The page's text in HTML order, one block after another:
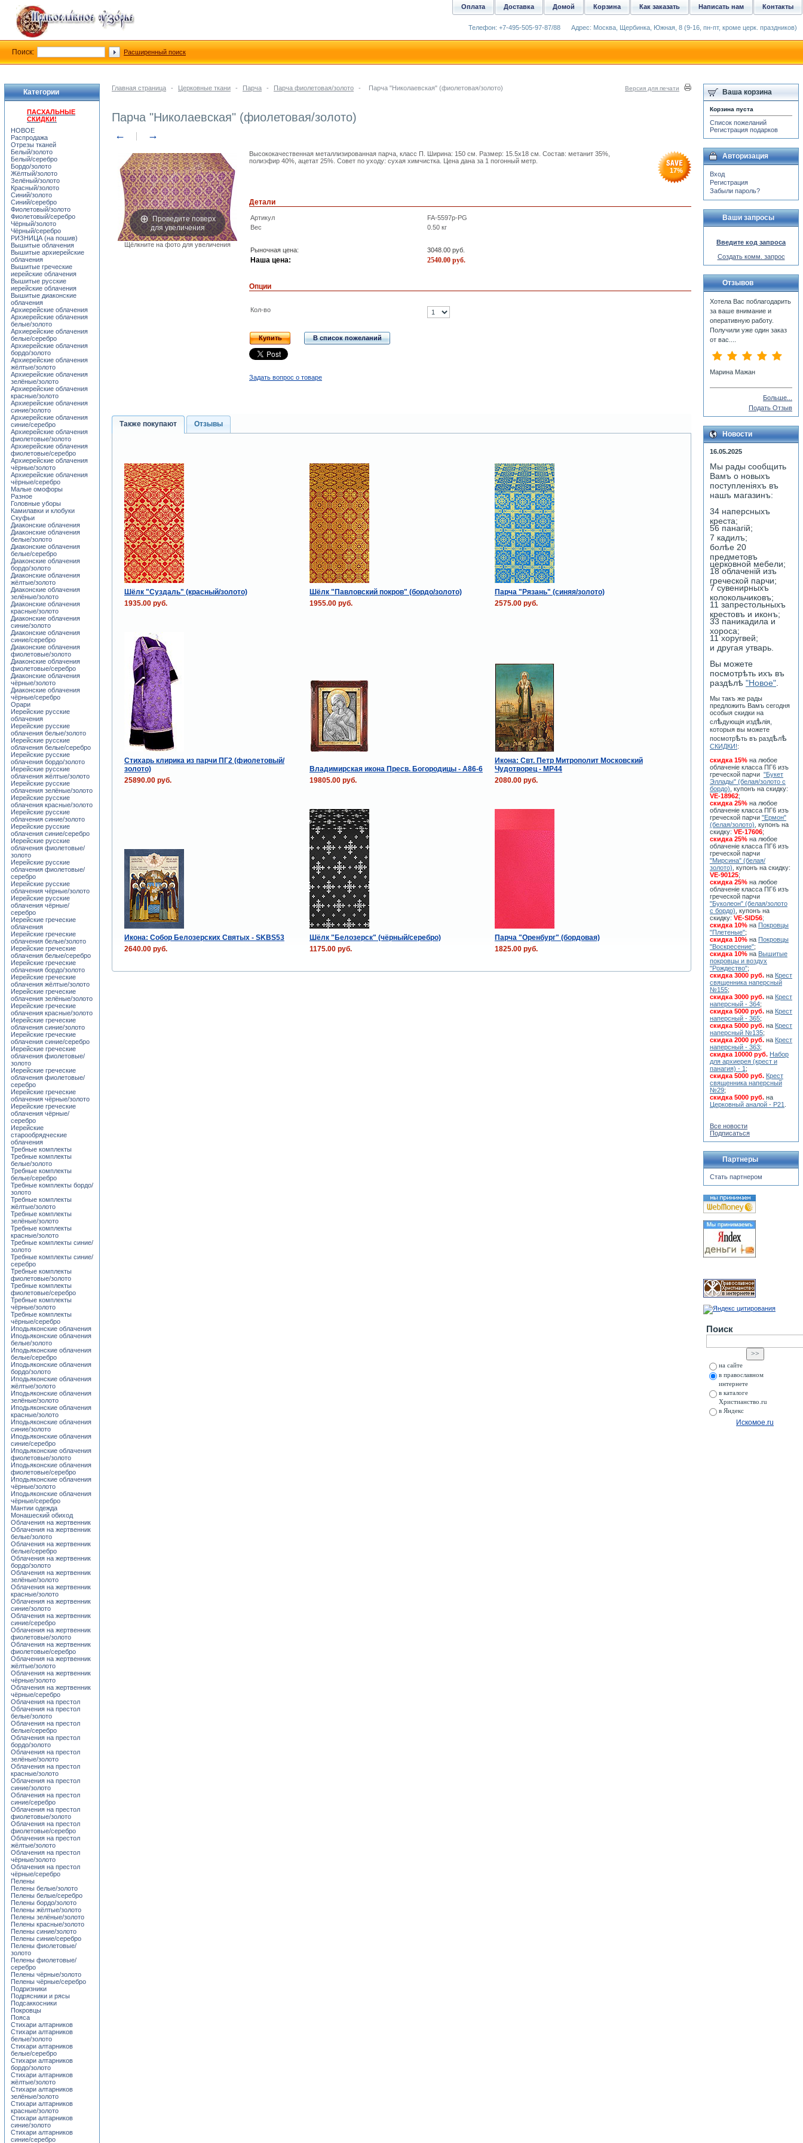
Главная страница - Церковные ткани - Парча - Парча фиолетовая/золото - Парча "Николаевская" (фиолетовая/золото) Версия для печати
Парча "Николаевская" (фиолетовая/золото)
← →
Проведите поверх
для увеличения
Щёлкните на фото для увеличения
Высококачественная металлизированная парча, класс П. Ширина: 150 см. Размер: 15.5x18 см. Состав: метанит 35%,
полиэфир 40%, ацетат 25%. Совет по уходу: сухая химчистка. Цена дана за 1 погонный метр.
17%
Детали
Артикул
FA-5597p-PG
Вес
0.50 кг
Рыночная цена: 3048.00 руб.
Наша цена: 2540.00 руб.
Опции
Кол-во
Купить В список пожеланий
Задать вопрос о товаре
Также покупают Отзывы
Шёлк "Суздаль" (красный/золото) Шёлк "Павловский покров" (бордо/золото)
Парча "Рязань" (синяя/золото)
1935.00 руб.
1955.00 руб. 2575.00 руб.
Стихарь клирика из парчи ПГ2 (фиолетовый/
золото)
Владимирская икона Пресв. Богородицы - А86-6
Икона: Свт. Петр Митрополит Московский
Чудотворец - MP44
25890.00 руб.
19805.00 руб. 2080.00 руб.
Икона: Собор Белозерских Святых - SKBS53 Шёлк "Белозерск" (чёрный/серебро)
Парча "Оренбург" (бордовая)
2640.00 руб.
1175.00 руб. 1825.00 руб.
Категории
ПАСХАЛЬНЫЕ
СКИДКИ!
НОВОЕ
Распродажа
Отрезы тканей
Белый/золото
Белый/серебро
Бордо/золото
Жёлтый/золото
Зелёный/золото
Красный/золото
Синий/золото
Синий/серебро
Фиолетовый/золото
Фиолетовый/серебро
Чёрный/золото
Чёрный/серебро
РИЗНИЦА (на пошив)
Вышитые облачения
Вышитые архиерейские
облачения
Вышитые греческие
иерейские облачения
Вышитые русские
иерейские облачения
Вышитые диаконские
облачения
Архиерейские облачения
Архиерейские облачения
белые/золото
Архиерейские облачения
белые/серебро
Архиерейские облачения
бордо/золото
Архиерейские облачения
жёлтые/золото
Архиерейские облачения
зелёные/золото
Архиерейские облачения
красные/золото
Архиерейские облачения
синие/золото
Архиерейские облачения
синие/серебро
Архиерейские облачения
фиолетовые/золото
Архиерейские облачения
фиолетовые/серебро
Архиерейские облачения
чёрные/золото
Архиерейские облачения
чёрные/серебро
Малые омофоры
Разное
Головные уборы
Камилавки и клобуки
Скуфьи
Диаконские облачения
Диаконские облачения
белые/золото
Диаконские облачения
белые/серебро
Диаконские облачения
бордо/золото
Диаконские облачения
жёлтые/золото
Диаконские облачения
зелёные/золото
Диаконские облачения
красные/золото
Диаконские облачения
синие/золото
Диаконские облачения
синие/серебро
Диаконские облачения
фиолетовые/золото
Диаконские облачения
фиолетовые/серебро
Диаконские облачения
чёрные/золото
Диаконские облачения
чёрные/серебро
Орари
Иерейские русские
облачения
Иерейские русские
облачения белые/золото
Иерейские русские
облачения белые/серебро
Иерейские русские
облачения бордо/золото
Иерейские русские
облачения жёлтые/золото
Иерейские русские
облачения зелёные/золото
Иерейские русские
облачения красные/золото
Иерейские русские
облачения синие/золото
Иерейские русские
облачения синие/серебро
Иерейские русские
облачения фиолетовые/
золото
Иерейские русские
облачения фиолетовые/
серебро
Иерейские русские
облачения чёрные/золото
Иерейские русские
облачения чёрные/
серебро
Иерейские греческие
облачения
Иерейские греческие
облачения белые/золото
Иерейские греческие
облачения белые/серебро
Иерейские греческие
облачения бордо/золото
Иерейские греческие
облачения жёлтые/золото
Иерейские греческие
облачения зелёные/золото
Иерейские греческие
облачения красные/золото
Иерейские греческие
облачения синие/золото
Иерейские греческие
облачения синие/серебро
Иерейские греческие
облачения фиолетовые/
золото
Иерейские греческие
облачения фиолетовые/
серебро
Иерейские греческие
облачения чёрные/золото
Иерейские греческие
облачения чёрные/
серебро
Иерейские
старообрядческие
облачения
Требные комплекты
Требные комплекты
белые/золото
Требные комплекты
белые/серебро
Требные комплекты бордо/
золото
Требные комплекты
жёлтые/золото
Требные комплекты
зелёные/золото
Требные комплекты
красные/золото
Требные комплекты синие/
золото
Требные комплекты синие/
серебро
Требные комплекты
фиолетовые/золото
Требные комплекты
фиолетовые/серебро
Требные комплекты
чёрные/золото
Требные комплекты
чёрные/серебро
Иподьяконские облачения
Иподьяконские облачения
белые/золото
Иподьяконские облачения
белые/серебро
Иподьяконские облачения
бордо/золото
Иподьяконские облачения
жёлтые/золото
Иподьяконские облачения
зелёные/золото
Иподьяконские облачения
красные/золото
Иподьяконские облачения
синие/золото
Иподьяконские облачения
синие/серебро
Иподьяконские облачения
фиолетовые/золото
Иподьяконские облачения
фиолетовые/серебро
Иподьяконские облачения
чёрные/золото
Иподьяконские облачения
чёрные/серебро
Мантии одежда
Монашеский обиход
Облачения на жертвенник
Облачения на жертвенник
белые/золото
Облачения на жертвенник
белые/серебро
Облачения на жертвенник
бордо/золото
Облачения на жертвенник
зелёные/золото
Облачения на жертвенник
красные/золото
Облачения на жертвенник
синие/золото
Облачения на жертвенник
синие/серебро
Облачения на жертвенник
фиолетовые/золото
Облачения на жертвенник
фиолетовые/серебро
Облачения на жертвенник
жёлтые/золото
Облачения на жертвенник
чёрные/золото
Облачения на жертвенник
чёрные/серебро
Облачения на престол
Облачения на престол
белые/золото
Облачения на престол
белые/серебро
Облачения на престол
бордо/золото
Облачения на престол
зелёные/золото
Облачения на престол
красные/золото
Облачения на престол
синие/золото
Облачения на престол
синие/серебро
Облачения на престол
фиолетовые/золото
Облачения на престол
фиолетовые/серебро
Облачения на престол
жёлтые/золото
Облачения на престол
чёрные/золото
Облачения на престол
чёрные/серебро
Пелены
Пелены белые/золото
Пелены белые/серебро
Пелены бордо/золото
Пелены жёлтые/золото
Пелены зелёные/золото
Пелены красные/золото
Пелены синие/золото
Пелены синие/серебро
Пелены фиолетовые/
золото
Пелены фиолетовые/
серебро
Пелены чёрные/золото
Пелены чёрные/серебро
Подризники
Подрясники и рясы
Подсаккосники
Покровцы
Пояса
Стихари алтарников
Стихари алтарников
белые/золото
Стихари алтарников
белые/серебро
Стихари алтарников
бордо/золото
Стихари алтарников
жёлтые/золото
Стихари алтарников
зелёные/золото
Стихари алтарников
красные/золото
Стихари алтарников
синие/золото
Стихари алтарников
синие/серебро
Ваша корзина
Корзина пуста
Список пожеланий
Регистрация подарков
Авторизация
Вход
Регистрация
Забыли пароль?
Ваши запросы
Введите код запроса
Создать комм. запрос
Отзывов
Хотела Вас поблагодарить
за ваше внимание и
оперативную работу.
Получили уже один заказ
от вас....
Марина Мажан
Больше...
Подать Отзыв
Новости
16.05.2025
Мы рады сообщить
Вамъ о новыхъ
поступленiяхъ въ
нашъ магазинъ:
34 наперсныхъ
креста;
56 панагiй;
7 кадилъ;
болѣе 20
предметовъ
церковной мебели;
18 облаченiй изъ
греческой парчи;
7 сувенирныхъ
колокольчиковъ;
11 запрестольныхъ
крестовъ и иконъ;
33 паникадила и
хороса;
11 хоругвей;
и другая утварь.
Вы можете
посмотрѣть ихъ въ
раздѣлѣ "Новое"
Мы такъ же рады
предложить Вамъ сегодня
особыя скидки на
слѣдующiя издѣлiя,
которыя вы можете
посмотрѣть въ раздѣлѣ
СКИДКИ!:
скидка 15% на любое
облаченiе класса ПГ6 изъ
греческой парчи "Букет
Эллады" (белая/золото с
бордо) , купонъ на скидку:
VE-18962;
скидка 25% на любое
облаченiе класса ПГ6 изъ
греческой парчи "Ермон"
(белая/золото) , купонъ на
скидку: VE-17606;
скидка 25% на любое
облаченiе класса ПГ6 изъ
греческой парчи
"Мирсина" (белая/
золото) , купонъ на скидку:
VE-90125;
скидка 25% на любое
облаченiе класса ПГ6 изъ
греческой парчи
"Буколеон" (белая/золото
с бордо) , купонъ на
скидку: VE-SID56;
скидка 10% на Покровцы
"Плетеные";
скидка 10% на Покровцы
"Воскресение";
скидка 10% на Вышитые
покровцы и воздух
"Рождество";
скидка 3000 руб. на Крест
священника наперсный
№155;
скидка 3000 руб. на Крест
наперсный - 364;
скидка 5000 руб. на Крест
наперсный - 365;
скидка 5000 руб. на Крест
наперсный №135;
скидка 2000 руб. на Крест
наперсный - 363;
скидка 10000 руб. Набор
для архиерея (крест и
панагия) - 1 ;
скидка 5000 руб. Крест
священника наперсный
№29;
скидка 5000 руб. на
Церковный аналой - Р21
Все новости
Подписаться
Партнеры
Стать партнером
Поиск
на сайте
в православном
интернете
в каталоге
Христианство.ru
в Яндекс
Искомое.ru
Контакты
Написать нам
Как заказать
Корзина
Домой
Доставка
Оплата
Телефон: +7-495-505-97-87/88 Адрес: Москва, Щербинка, Южная, 8 (9-16, пн-пт, кроме церк. праздников)
Поиск: Расширенный поиск